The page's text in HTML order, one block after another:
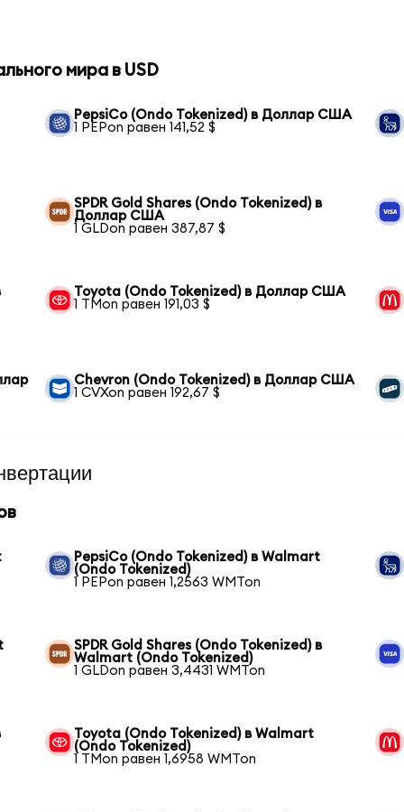
мира в USD
PepsiCo (Ondo Tokenized) в Доллар США
1 PEPon равен 141,52 $
SPDR Gold Shares (Ondo Tokenized) в
Доллар США
1 GLDon равен 387,87 $
Toyota (Ondo Tokenized) в Доллар США
1 TMon равен 191,03 $
Chevron (Ondo Tokenized) в Доллар США
1 CVXon равен 192,67 $
PepsiCo (Ondo Tokenized) в Walmart
(Ondo Tokenized)
1 PEPon равен 1,2563 WMTon
SPDR Gold Shares (Ondo Tokenized) в
Walmart (Ondo Tokenized)
1 GLDon равен 3,4431 WMTon
Toyota (Ondo Tokenized) в Walmart
(Ondo Tokenized)
1 TMon равен 1,6958 WMTon